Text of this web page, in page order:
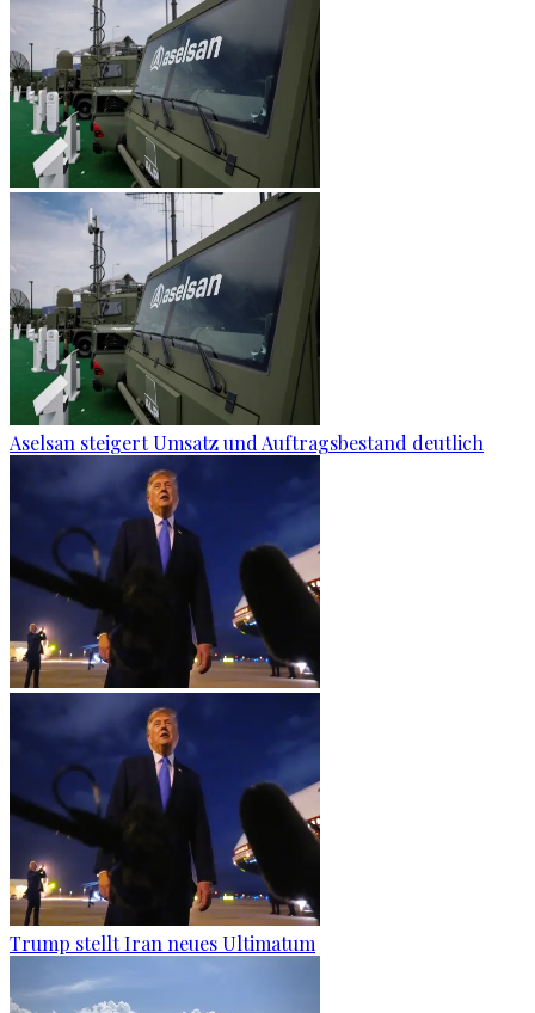
Aselsan steigert Umsatz und Auftragsbestand deutlich
Trump stellt Iran neues Ultimatum